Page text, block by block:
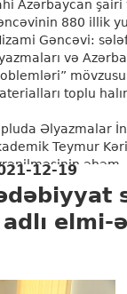
Azərbaycan
880 illik
Gəncəvi:
və
toplu
Əlyazmalar
Teymur
12-19